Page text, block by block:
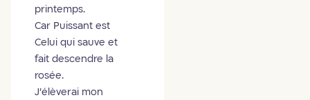
printemps.
Car Puissant est
Celui qui sauve et
fait descendre la
rosée.
J'élèverai mon